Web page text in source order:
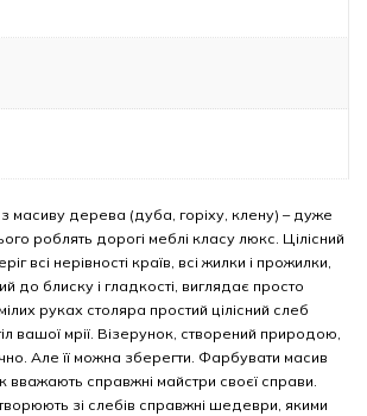
з масиву дерева (дуба, горіху, клену) – дуже
роблять дорогі меблі класу люкс. Цілісний
всі нерівності країв, всі жилки і прожилки,
до блиску і гладкості, виглядає просто
руках столяра простий цілісний слеб
вашої мрії. Візерунок, створений природою,
Але її можна зберегти. Фарбувати масив
вважають справжні майстри своєї справи.
зі слебів справжні шедеври, якими